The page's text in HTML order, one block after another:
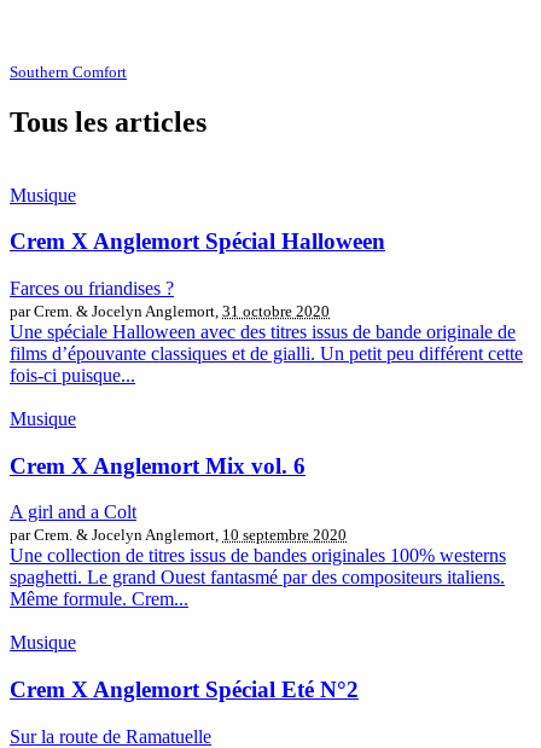
Southern Comfort
Tous les articles
Musique
Crem X Anglemort Spécial Halloween
Farces ou friandises ?
par Crem. & Jocelyn Anglemort, 31 octobre 2020
Une spéciale Halloween avec des titres issus de bande originale de
films d’épouvante classiques et de gialli. Un petit peu différent cette
fois-ci puisque...
Musique
Crem X Anglemort Mix vol. 6
A girl and a Colt
par Crem. & Jocelyn Anglemort, 10 septembre 2020
Une collection de titres issus de bandes originales 100% westerns
spaghetti. Le grand Ouest fantasmé par des compositeurs italiens.
Même formule. Crem...
Musique
Crem X Anglemort Spécial Eté N°2
Sur la route de Ramatuelle